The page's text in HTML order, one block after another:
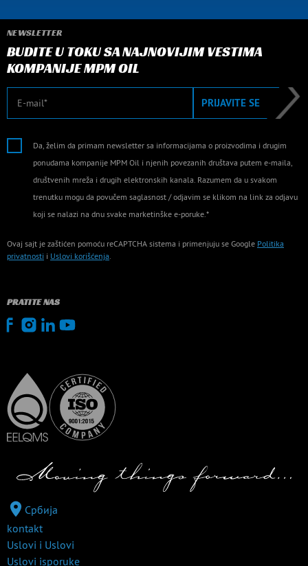
NEWSLETTER
BUDITE U TOKU SA NAJNOVIJIM VESTIMA
KOMPANIJE MPM OIL
E-mail PRIJAVITE SE
Da, želim da primam newsletter sa informacijama o proizvodima i drugim
ponudama kompanije MPM Oil i njenih povezanih društava putem e-maila,
društvenih mreža i drugih elektronskih kanala. Razumem da u svakom
trenutku mogu da povučem saglasnost / odjavim se klikom na link za odjavu
koji se nalazi na dnu svake marketinške e-poruke.*
Ovaj sajt je zaštićen pomoću reCAPTCHA sistema i primenjuju se Google Politika
privatnosti i Uslovi korišćenja.
PRATITE NAS
Србија
kontakt
Uslovi i Uslovi
Uslovi isporuke